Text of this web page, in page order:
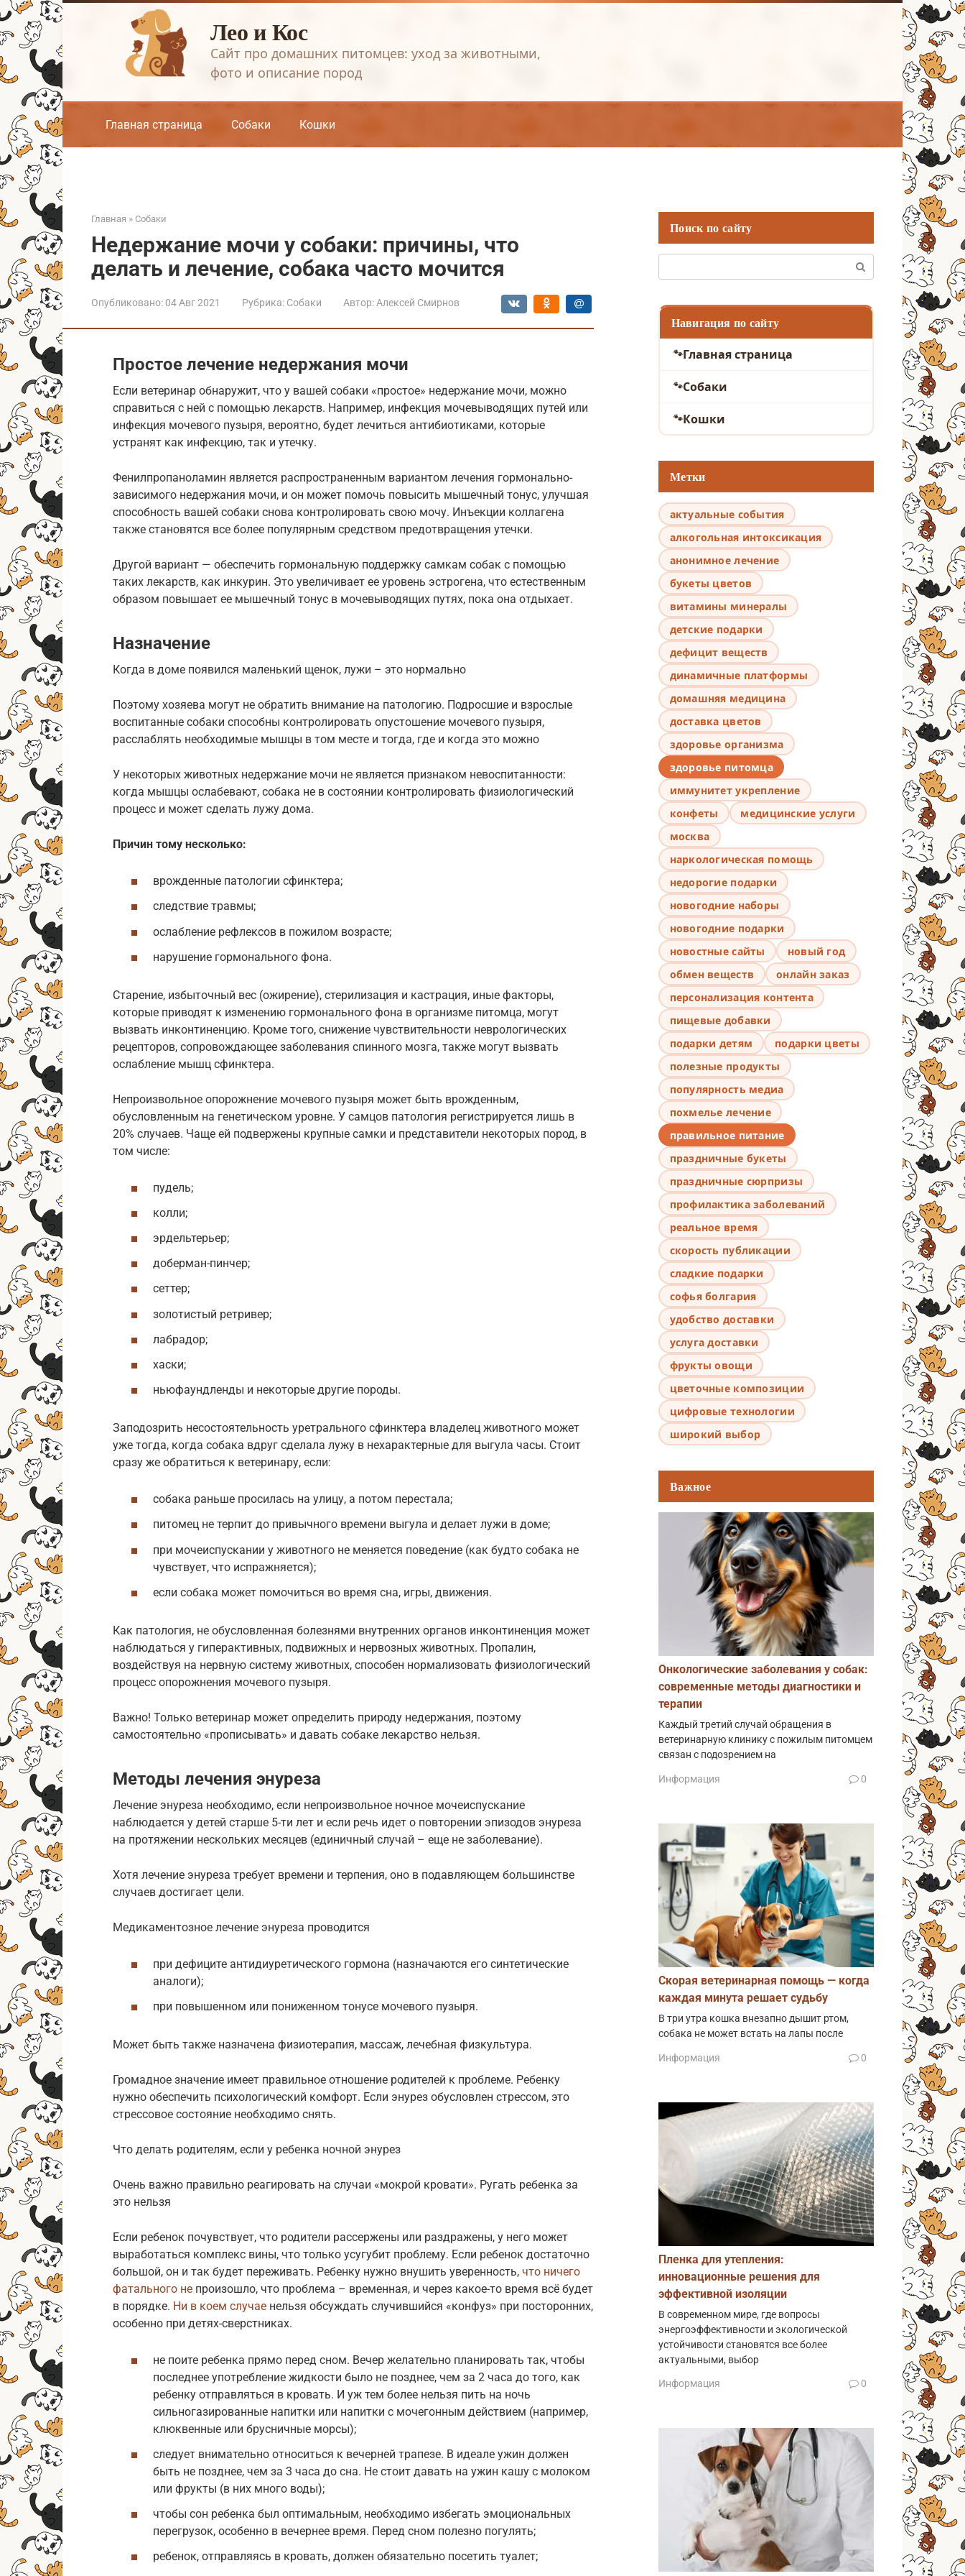
Перейти
к
контенту
Лео и Кос
Сайт про домашних питомцев: уход за животными,
фото и описание пород
Главная страница Собаки Кошки
Главная » Собаки
Недержание мочи у собаки: причины, что
делать и лечение, собака часто мочится
Опубликовано: 04 Авг 2021 Рубрика: Собаки Автор: Алексей Смирнов
Простое лечение недержания мочи
Если ветеринар обнаружит, что у вашей собаки «простое» недержание мочи, можно
справиться с ней с помощью лекарств. Например, инфекция мочевыводящих путей или
инфекция мочевого пузыря, вероятно, будет лечиться антибиотиками, которые
устранят как инфекцию, так и утечку.
Фенилпропаноламин является распространенным вариантом лечения гормонально-
зависимого недержания мочи, и он может помочь повысить мышечный тонус, улучшая
способность вашей собаки снова контролировать свою мочу. Инъекции коллагена
также становятся все более популярным средством предотвращения утечки.
Другой вариант — обеспечить гормональную поддержку самкам собак с помощью
таких лекарств, как инкурин. Это увеличивает ее уровень эстрогена, что естественным
образом повышает ее мышечный тонус в мочевыводящих путях, пока она отдыхает.
Назначение
Когда в доме появился маленький щенок, лужи – это нормально
Поэтому хозяева могут не обратить внимание на патологию. Подросшие и взрослые
воспитанные собаки способны контролировать опустошение мочевого пузыря,
расслаблять необходимые мышцы в том месте и тогда, где и когда это можно
У некоторых животных недержание мочи не является признаком невоспитанности:
когда мышцы ослабевают, собака не в состоянии контролировать физиологический
процесс и может сделать лужу дома.
Причин тому несколько:
врожденные патологии сфинктера;
следствие травмы;
ослабление рефлексов в пожилом возрасте;
нарушение гормонального фона.
Старение, избыточный вес (ожирение), стерилизация и кастрация, иные факторы,
которые приводят к изменению гормонального фона в организме питомца, могут
вызвать инконтиненцию. Кроме того, снижение чувствительности неврологических
рецепторов, сопровождающее заболевания спинного мозга, также могут вызвать
ослабление мышц сфинктера.
Непроизвольное опорожнение мочевого пузыря может быть врожденным,
обусловленным на генетическом уровне. У самцов патология регистрируется лишь в
20% случаев. Чаще ей подвержены крупные самки и представители некоторых пород, в
том числе:
пудель;
колли;
эрдельтерьер;
доберман-пинчер;
сеттер;
золотистый ретривер;
лабрадор;
хаски;
ньюфаундленды и некоторые другие породы.
Заподозрить несостоятельность уретрального сфинктера владелец животного может
уже тогда, когда собака вдруг сделала лужу в нехарактерные для выгула часы. Стоит
сразу же обратиться к ветеринару, если:
собака раньше просилась на улицу, а потом перестала;
питомец не терпит до привычного времени выгула и делает лужи в доме;
при мочеиспускании у животного не меняется поведение (как будто собака не
чувствует, что испражняется);
если собака может помочиться во время сна, игры, движения.
Как патология, не обусловленная болезнями внутренних органов инконтиненция может
наблюдаться у гиперактивных, подвижных и нервозных животных. Пропалин,
воздействуя на нервную систему животных, способен нормализовать физиологический
процесс опорожнения мочевого пузыря.
Важно! Только ветеринар может определить природу недержания, поэтому
самостоятельно «прописывать» и давать собаке лекарство нельзя.
Методы лечения энуреза
Лечение энуреза необходимо, если непроизвольное ночное мочеиспускание
наблюдается у детей старше 5-ти лет и если речь идет о повторении эпизодов энуреза
на протяжении нескольких месяцев (единичный случай – еще не заболевание).
Хотя лечение энуреза требует времени и терпения, оно в подавляющем большинстве
случаев достигает цели.
Медикаментозное лечение энуреза проводится
при дефиците антидиуретического гормона (назначаются его синтетические
аналоги);
при повышенном или пониженном тонусе мочевого пузыря.
Может быть также назначена физиотерапия, массаж, лечебная физкультура.
Громадное значение имеет правильное отношение родителей к проблеме. Ребенку
нужно обеспечить психологический комфорт. Если энурез обусловлен стрессом, это
стрессовое состояние необходимо снять.
Что делать родителям, если у ребенка ночной энурез
Очень важно правильно реагировать на случаи «мокрой кровати». Ругать ребенка за
это нельзя
Если ребенок почувствует, что родители рассержены или раздражены, у него может
выработаться комплекс вины, что только усугубит проблему. Если ребенок достаточно
большой, он и так будет переживать. Ребенку нужно внушить уверенность, что ничего
фатального не произошло, что проблема – временная, и через какое-то время всё будет
в порядке. Ни в коем случае нельзя обсуждать случившийся «конфуз» при посторонних,
особенно при детях-сверстниках.
не поите ребенка прямо перед сном. Вечер желательно планировать так, чтобы
последнее употребление жидкости было не позднее, чем за 2 часа до того, как
ребенку отправляться в кровать. И уж тем более нельзя пить на ночь
сильногазированные напитки или напитки с мочегонным действием (например,
клюквенные или брусничные морсы);
следует внимательно относиться к вечерней трапезе. В идеале ужин должен
быть не позднее, чем за 3 часа до сна. Не стоит давать на ужин кашу с молоком
или фрукты (в них много воды);
чтобы сон ребенка был оптимальным, необходимо избегать эмоциональных
перегрузок, особенно в вечернее время. Перед сном полезно погулять;
ребенок, отправляясь в кровать, должен обязательно посетить туалет;
Поиск по сайту
Навигация по сайту
Главная страница
Собаки
Кошки
Метки
актуальные события
алкогольная интоксикация
анонимное лечение
букеты цветов
витамины минералы
детские подарки
дефицит веществ
динамичные платформы
домашняя медицина
доставка цветов
здоровье организма
здоровье питомца
иммунитет укрепление
конфеты
медицинские услуги
москва
наркологическая помощь
недорогие подарки
новогодние наборы
новогодние подарки
новостные сайты
новый год
обмен веществ
онлайн заказ
персонализация контента
пищевые добавки
подарки детям
подарки цветы
полезные продукты
популярность медиа
похмелье лечение
правильное питание
праздничные букеты
праздничные сюрпризы
профилактика заболеваний
реальное время
скорость публикации
сладкие подарки
софья болгария
удобство доставки
услуга доставки
фрукты овощи
цветочные композиции
цифровые технологии
широкий выбор
Важное
Онкологические заболевания у собак:
современные методы диагностики и
терапии
Каждый третий случай обращения в
ветеринарную клинику с пожилым питомцем
связан с подозрением на
Информация 0
Скорая ветеринарная помощь — когда
каждая минута решает судьбу
В три утра кошка внезапно дышит ртом,
собака не может встать на лапы после
Информация 0
Пленка для утепления:
инновационные решения для
эффективной изоляции
В современном мире, где вопросы
энергоэффективности и экологической
устойчивости становятся все более
актуальными, выбор
Информация 0